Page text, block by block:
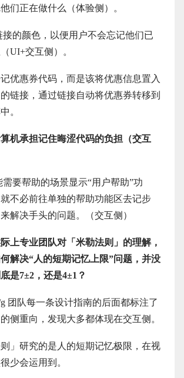
们正在做什么（体验侧）。
的颜色，以便用户不会忘记他们已
UI+交互侧）。
优惠券代码，而是该将优惠信息置入
链接，通过链接自动将优惠券转移到
。
机承担记住晦涩代码的负担（交互
要帮助的场景显示“用户帮助”功
不必前往单独的帮助功能区去记步
解决手头的问题。（交互侧）
上专业团队对「米勒法则」的理解，
解决“人的短期记忆上限”问题，并没
是7±2，还是4±1？
团队每一条设计指南的后面都标注了
侧重向，发现大多都体现在交互侧。
」研究的是人的短期记忆极限，在视
少会运用到。